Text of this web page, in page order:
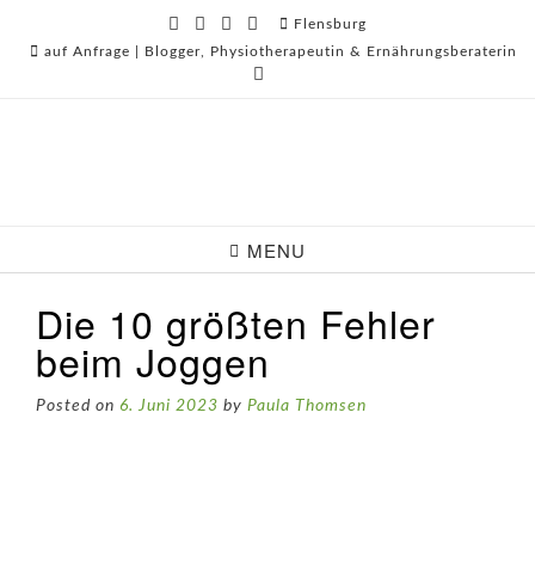
Flensburg
auf Anfrage | Blogger, Physiotherapeutin & Ernährungsberaterin
MENU
Die 10 größten Fehler
beim Joggen
Posted on 6. Juni 2023 by Paula Thomsen